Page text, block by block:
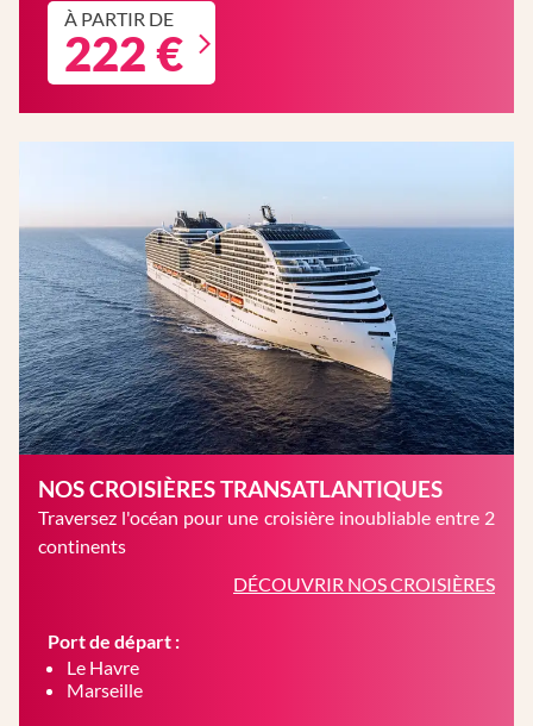
À PARTIR DE
222 €
NOS CROISIÈRES TRANSATLANTIQUES
Traversez l'océan pour une croisière inoubliable entre 2
continents
DÉCOUVRIR NOS CROISIÈRES
Port de départ :
Le Havre
Marseille